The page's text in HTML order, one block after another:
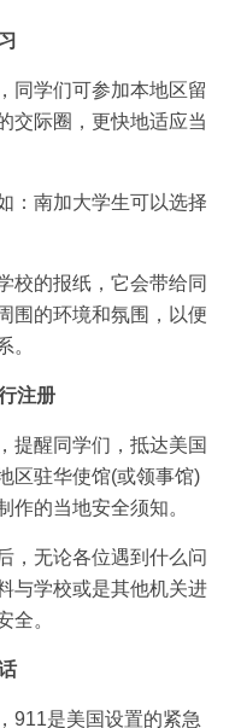
同学们可参加本地区留
交际圈，更快地适应当
：南加大学生可以选择
校的报纸，它会带给同
围的环境和氛围，以便
。
注册
提醒同学们，抵达美国
区驻华使馆(或领事馆)
作的当地安全须知。
，无论各位遇到什么问
与学校或是其他机关进
全。
911是美国设置的紧急